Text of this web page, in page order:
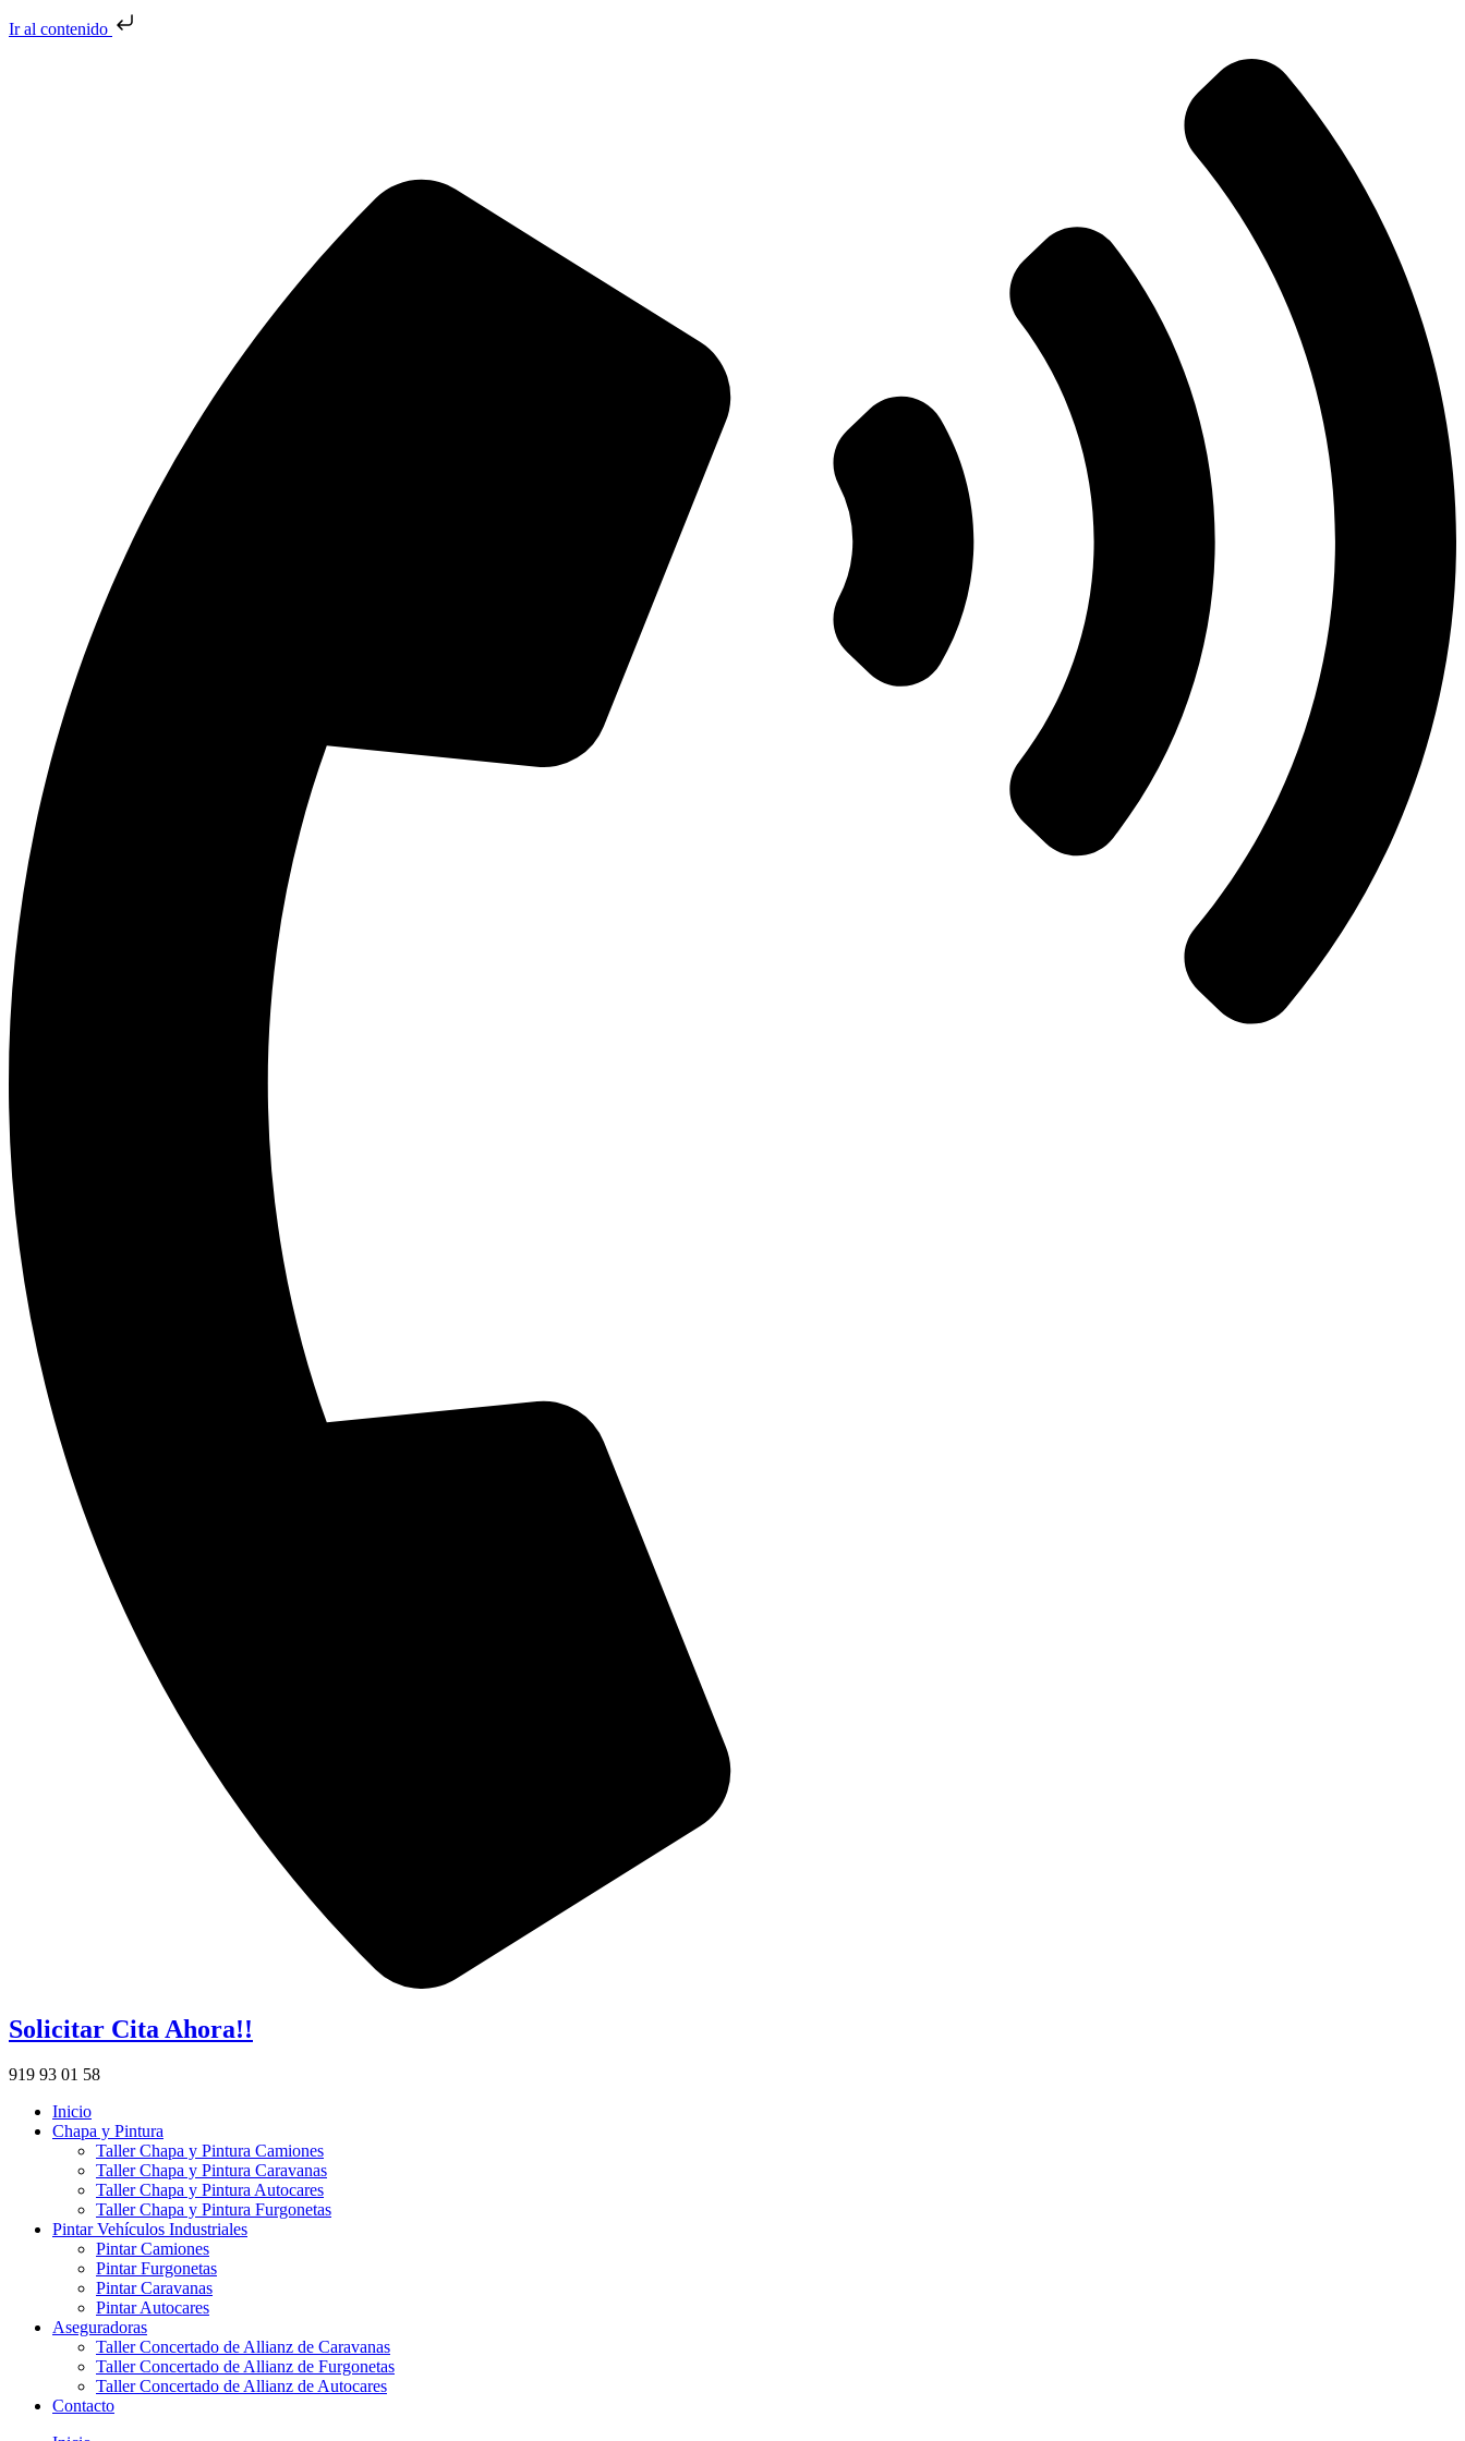
Ir al contenido
Solicitar Cita Ahora!!
919 93 01 58
Inicio
Chapa y Pintura
Taller Chapa y Pintura Camiones
Taller Chapa y Pintura Caravanas
Taller Chapa y Pintura Autocares
Taller Chapa y Pintura Furgonetas
Pintar Vehículos Industriales
Pintar Camiones
Pintar Furgonetas
Pintar Caravanas
Pintar Autocares
Aseguradoras
Taller Concertado de Allianz de Caravanas
Taller Concertado de Allianz de Furgonetas
Taller Concertado de Allianz de Autocares
Contacto